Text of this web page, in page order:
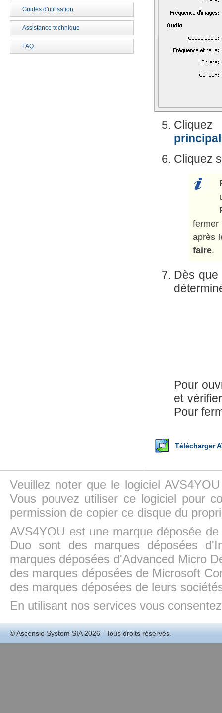
Cliquez
après
faire.
Dès
Pour
et
Pour
Télécharger
Guides d'utilisation
Assistance technique
FAQ
Veuillez noter que le logiciel
Vous pouvez utiliser ce logiciel pour
permission de copier ce disque du
AVS4YOU est une marque déposée
Duo sont des marques déposées
marques déposées d'Advanced Micro
des marques déposées de Microsoft
des marques déposées de leurs
En utilisant nos services vous
©Ascensio System SIA2026 Tous droits réservés.